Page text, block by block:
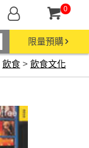
0
限量預購
飲食 > 飲食文化